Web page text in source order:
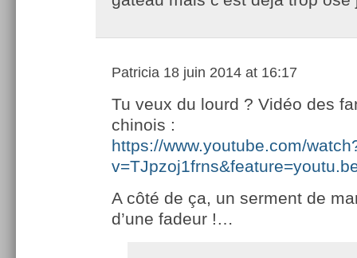
Patricia 18 juin 2014 at 16:17
Tu veux du lourd ? Vidéo des
chinois :
https://www.youtube.com/
A côté de ça, un serment de
d’une fadeur !…